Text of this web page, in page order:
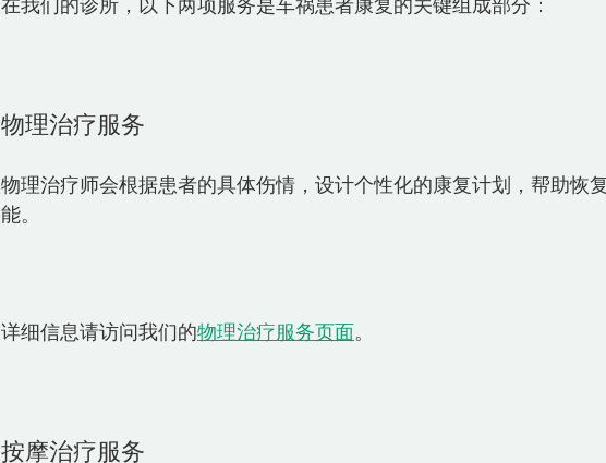
在我们的诊所，以下两项服务是车祸患者康复的关键组成部分：
物理治疗服务
物理治疗师会根据患者的具体伤情，设计个性化的康复计划，帮助恢
能。
详细信息请访问我们的物理治疗服务页面。
按摩治疗服务